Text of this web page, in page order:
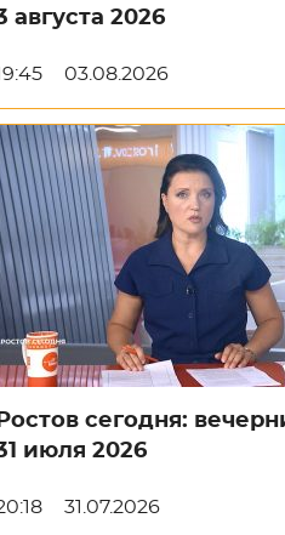
августа 2026
03.08.2026
Ростов сегодня:
июля 2026
31.07.2026